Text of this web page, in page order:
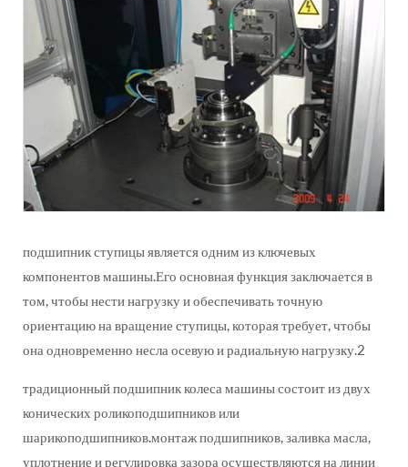
подшипник ступицы является одним из ключевых
компонентов машины.Его основная функция заключается в
том, чтобы нести нагрузку и обеспечивать точную
ориентацию на вращение ступицы, которая требует, чтобы
она одновременно несла осевую и радиальную нагрузку.2
традиционный подшипник колеса машины состоит из двух
конических роликоподшипников или
шарикоподшипников.монтаж подшипников, заливка масла,
уплотнение и регулировка зазора осуществляются на линии